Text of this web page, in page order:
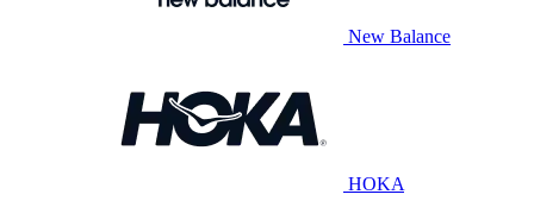
New Balance
HOKA